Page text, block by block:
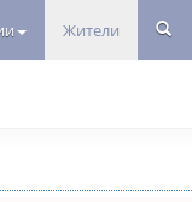
Жители